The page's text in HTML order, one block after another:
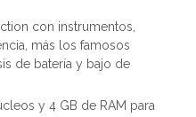
con instrumentos,
más los famosos
de batería y bajo de
y 4 GB de RAM para